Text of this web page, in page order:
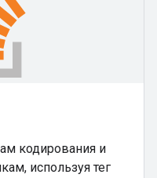
кодирования и
используя тег